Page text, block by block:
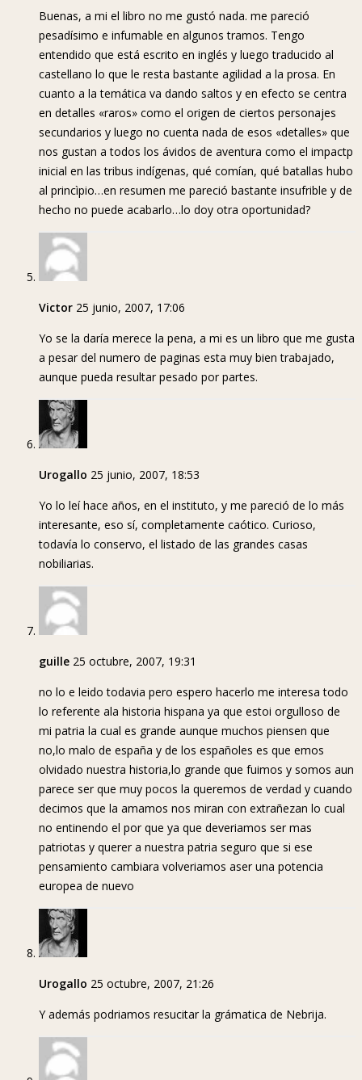
Buenas, a mi el libro no me gustó nada. me pareció
pesadísimo e infumable en algunos tramos. Tengo
entendido que está escrito en inglés y luego traducido al
castellano lo que le resta bastante agilidad a la prosa. En
cuanto a la temática va dando saltos y en efecto se centra
en detalles «raros» como el origen de ciertos personajes
secundarios y luego no cuenta nada de esos «detalles» que
nos gustan a todos los ávidos de aventura como el impactp
inicial en las tribus indígenas, qué comían, qué batallas hubo
al princìpio…en resumen me pareció bastante insufrible y de
hecho no puede acabarlo…lo doy otra oportunidad?
Victor 25 junio, 2007, 17:06
Yo se la daría merece la pena, a mi es un libro que me gusta
a pesar del numero de paginas esta muy bien trabajado,
aunque pueda resultar pesado por partes.
Urogallo 25 junio, 2007, 18:53
Yo lo leí hace años, en el instituto, y me pareció de lo más
interesante, eso sí, completamente caótico. Curioso,
todavía lo conservo, el listado de las grandes casas
nobiliarias.
guille 25 octubre, 2007, 19:31
no lo e leido todavia pero espero hacerlo me interesa todo
lo referente ala historia hispana ya que estoi orgulloso de
mi patria la cual es grande aunque muchos piensen que
no,lo malo de españa y de los españoles es que emos
olvidado nuestra historia,lo grande que fuimos y somos aun
parece ser que muy pocos la queremos de verdad y cuando
decimos que la amamos nos miran con extrañezan lo cual
no entinendo el por que ya que deveriamos ser mas
patriotas y querer a nuestra patria seguro que si ese
pensamiento cambiara volveriamos aser una potencia
europea de nuevo
Urogallo 25 octubre, 2007, 21:26
Y además podriamos resucitar la grámatica de Nebrija.